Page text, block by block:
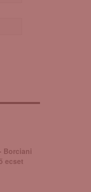
Borciani
ecset